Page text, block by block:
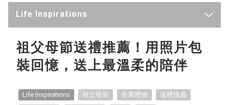
Life Inspirations
Latest
TinTint News
Handmade Classroom
祖父母節送禮推薦！用照片包
裝回憶，送上最溫柔的陪伴
Life Inspirations 祖父母節 長輩禮物
送禮推薦